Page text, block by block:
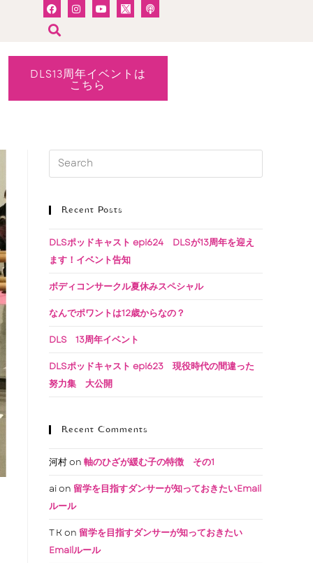
DLS13周年イベントは
こちら
Recent Posts
DLSポッドキャスト epi624 DLSが13周年を迎え
ます！イベント告知
ボディコンサークル夏休みスペシャル
なんでポワントは12歳からなの？
DLS 13周年イベント
DLSポッドキャスト epi623 現役時代の間違った
努力集 大公開
Recent Comments
河村on 軸のひざが緩む子の特徴 その1
aion 留学を目指すダンサーが知っておきたいEmail
ルール
T K on 留学を目指すダンサーが知っておきたい
Emailルール